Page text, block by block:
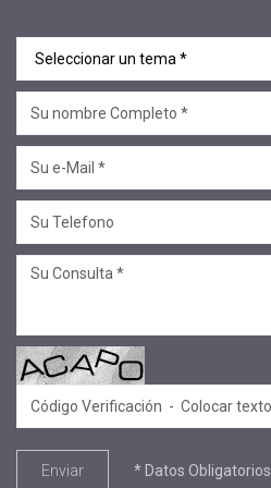
Enviar * Datos Obligatorios